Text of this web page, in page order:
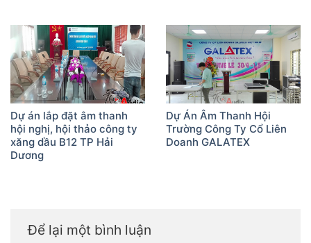
Dự án lắp đặt âm thanh
hội nghị, hội thảo công ty
xăng dầu B12 TP Hải
Dương
Dự Án Âm Thanh Hội
Trường Công Ty Cổ Liên
Doanh GALATEX
Để lại một bình luận